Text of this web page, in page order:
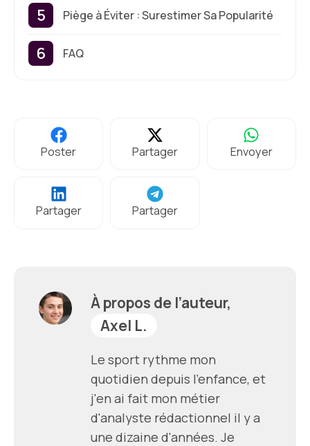
Piège à Éviter : Surestimer Sa Popularité
FAQ
Poster Partager Envoyer
Partager Partager
À propos de l’auteur,
Axel L.
Le sport rythme mon
quotidien depuis l'enfance, et
j'en ai fait mon métier
d'analyste rédactionnel il y a
une dizaine d'années. Je